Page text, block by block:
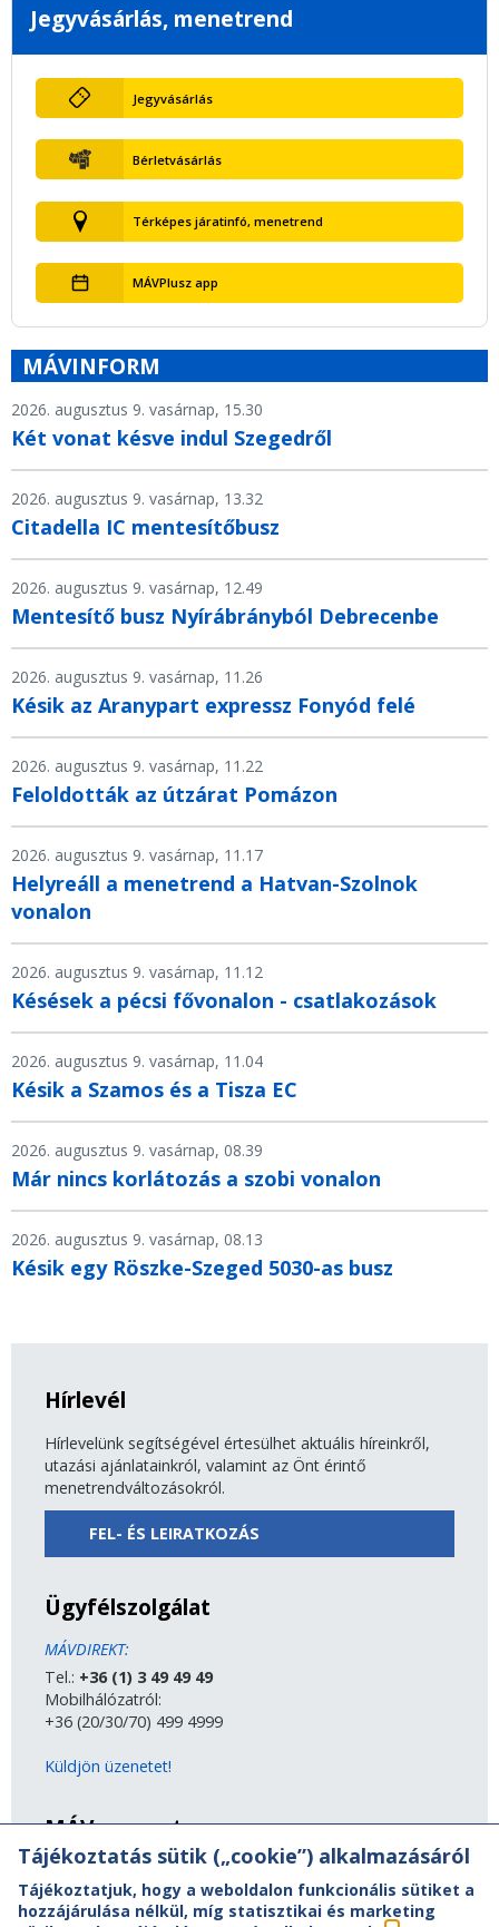
Jegyvásárlás, menetrend
Jegyvásárlás
Bérletvásárlás
Térképes járatinfó, menetrend
MÁVPlusz app
MÁVINFORM
2026. augusztus 9. vasárnap, 15.30
Két vonat késve indul Szegedről
2026. augusztus 9. vasárnap, 13.32
Citadella IC mentesítőbusz
2026. augusztus 9. vasárnap, 12.49
Mentesítő busz Nyírábrányból Debrecenbe
2026. augusztus 9. vasárnap, 11.26
Késik az Aranypart expressz Fonyód felé
2026. augusztus 9. vasárnap, 11.22
Feloldották az útzárat Pomázon
2026. augusztus 9. vasárnap, 11.17
Helyreáll a menetrend a Hatvan-Szolnok
vonalon
2026. augusztus 9. vasárnap, 11.12
Késések a pécsi fővonalon - csatlakozások
2026. augusztus 9. vasárnap, 11.04
Késik a Szamos és a Tisza EC
2026. augusztus 9. vasárnap, 08.39
Már nincs korlátozás a szobi vonalon
2026. augusztus 9. vasárnap, 08.13
Késik egy Röszke-Szeged 5030-as busz
Hírlevél
Hírlevelünk segítségével értesülhet aktuális híreinkről,
utazási ajánlatainkról, valamint az Önt érintő
menetrendváltozásokról.
FEL- ÉS LEIRATKOZÁS
Ügyfélszolgálat
MÁVDIREKT:
Tel.: +36 (1) 3 49 49 49
Mobilhálózatról:
+36 (20/30/70) 499 4999
Küldjön üzenetet!
MÁV-csoport
A MÁV-csoport tagjai
Jogi útmutatás
Adatvédelem
Tájékoztatás sütik („cookie”) alkalmazásáról
Tájékoztatjuk, hogy a weboldalon funkcionális sütiket a
hozzájárulása nélkül, míg statisztikai és marketing